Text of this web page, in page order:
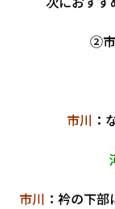
②市
市川 ：
市川 ：衿の下